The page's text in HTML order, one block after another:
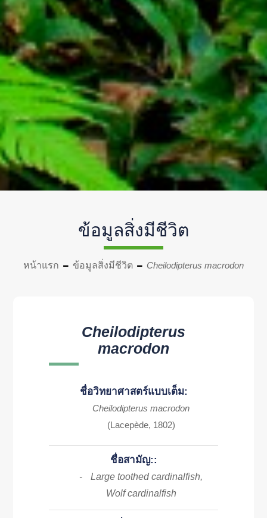
ข้อมูลสิ่งมีชีวิต
หน้าแรก ข้อมูลสิ่งมีชีวิต Cheilodipterus macrodon
Cheilodipterus
macrodon
ชื่อวิทยาศาสตร์แบบเต็ม:
Cheilodipterus macrodon
(Lacepède, 1802)
ชื่อสามัญ::
-
Large toothed cardinalfish,
Wolf cardinalfish